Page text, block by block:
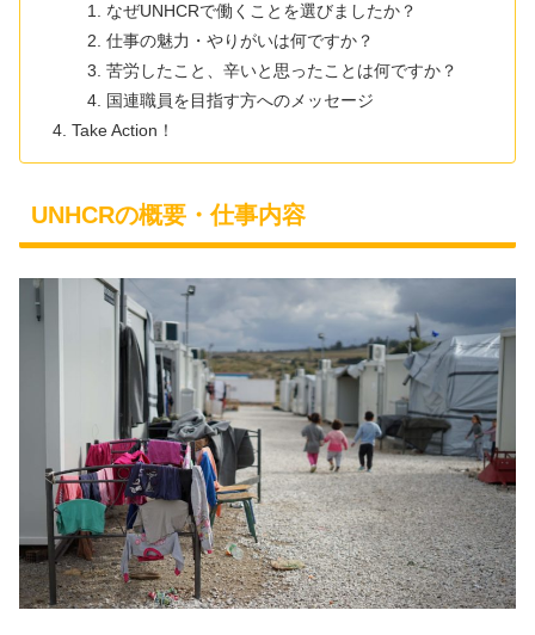
なぜUNHCRで働くことを選びましたか？
仕事の魅力・やりがいは何ですか？
苦労したこと、辛いと思ったことは何ですか？
国連職員を目指す方へのメッセージ
Take Action！
UNHCRの概要・仕事内容